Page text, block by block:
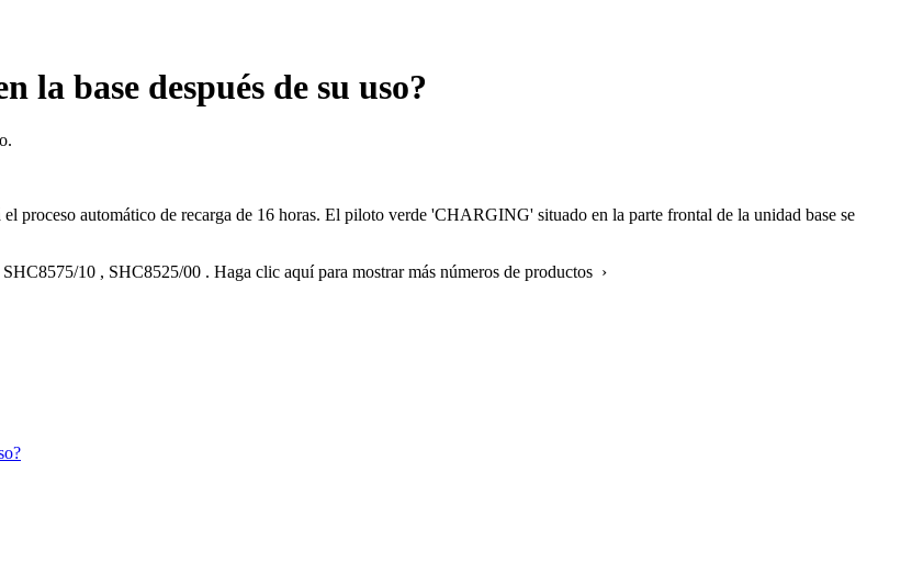
la base después de su uso?
proceso automático de recarga de 16 horas. El piloto verde 'CHARGING' situado en la parte frontal de la unidad base se
SHC8575/10 , SHC8525/00 . Haga clic aquí para mostrar más números de productos ›